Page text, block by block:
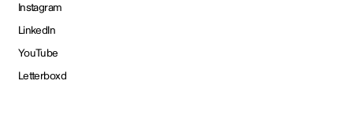
Instagram
LinkedIn
YouTube
Letterboxd